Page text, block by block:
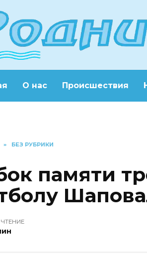
О нас Происшествия
» БЕЗ РУБРИКИ
памяти